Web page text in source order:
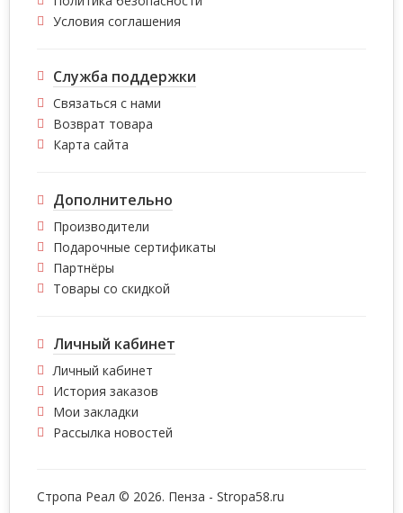
Условия соглашения
Служба поддержки
Связаться с нами
Возврат товара
Карта сайта
Дополнительно
Производители
Подарочные сертификаты
Партнёры
Товары со скидкой
Личный кабинет
Личный кабинет
История заказов
Мои закладки
Рассылка новостей
Стропа Реал © 2026. Пенза - Stropa58.ru